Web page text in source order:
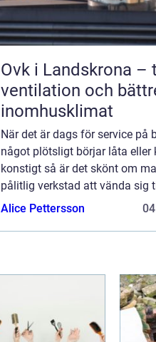
Ovk i Landskrona –
ventilation och
inomhusklimat
När det är dags för service på
något plötsligt börjar låta eller
konstigt så är det skönt om
pålitlig verkstad att vända sig
klokt att inte bara nöja sig
Alice Pettersson